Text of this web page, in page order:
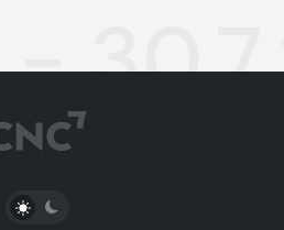
PŘEPNOUT SVĚTLÝ/TMAVÝ REŽIM